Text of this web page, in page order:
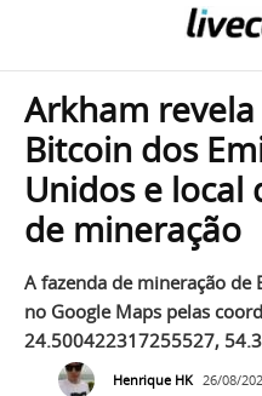
Arkham
Bitcoin dos
Unidos e local
de mineração
A fazenda de mineração de
no Google Maps pelas
24.500422317255527,
Henrique HK 26/08/